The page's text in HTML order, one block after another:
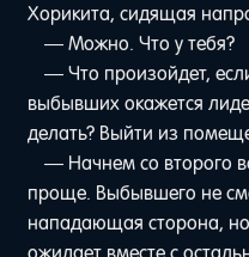
Хорикита, сидящая
— Можно. Что у тебя?
— Что произойдет,
выбывших окажется
делать? Выйти из
— Начнем со второго
проще. Выбывшего не
нападающая сторона,